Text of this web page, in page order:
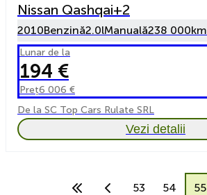
Nissan Qashqai+2
2010Benzină2.0lManuală238 000km
Lunar de la
194 €
Preț6 006 €
De la SC Top Cars Rulate SRL
Vezi detalii
53 54 55